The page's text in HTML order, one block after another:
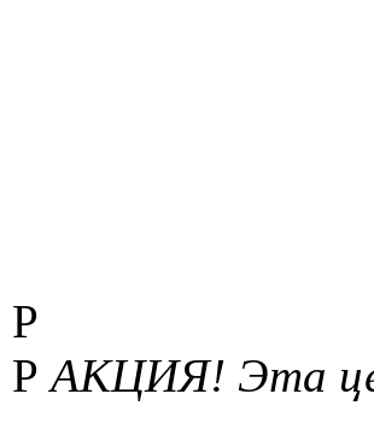
Р
РАКЦИЯ! Эта